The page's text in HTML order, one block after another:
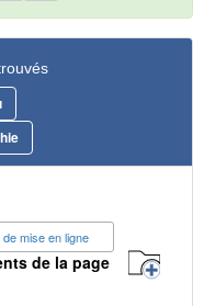
de mise en ligne
de la page